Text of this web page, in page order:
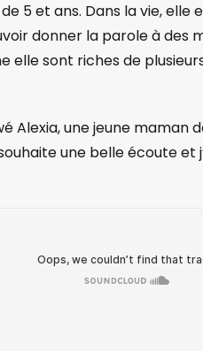
5 et ans. Dans la vie,
donner la parole à des
elle sont riches de
Alexia, une jeune maman
une belle écoute